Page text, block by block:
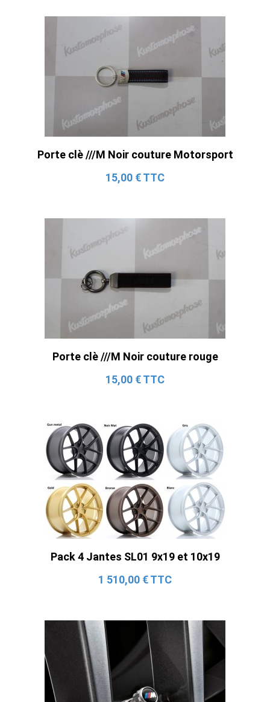
Porte clè ///M Noir couture Motorsport
15,00 € TTC
Porte clè ///M Noir couture rouge
15,00 € TTC
Pack 4 Jantes SL01 9x19 et 10x19
1 510,00 € TTC